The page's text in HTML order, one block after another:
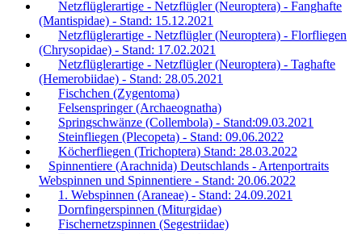
Netzflüglerartige - Netzflügler (Neuroptera) - Fanghafte
(Mantispidae) - Stand: 15.12.2021
Netzflüglerartige - Netzflügler (Neuroptera) - Florfliegen
(Chrysopidae) - Stand: 17.02.2021
Netzflüglerartige - Netzflügler (Neuroptera) - Taghafte
(Hemerobiidae) - Stand: 28.05.2021
Fischchen (Zygentoma)
Felsenspringer (Archaeognatha)
Springschwänze (Collembola) - Stand:09.03.2021
Steinfliegen (Plecopeta) - Stand: 09.06.2022
Köcherfliegen (Trichoptera) Stand: 28.03.2022
Spinnentiere (Arachnida) Deutschlands - Artenportraits
Webspinnen und Spinnentiere - Stand: 20.06.2022
1. Webspinnen (Araneae) - Stand: 24.09.2021
Dornfingerspinnen (Miturgidae)
Fischernetzspinnen (Segestriidae)